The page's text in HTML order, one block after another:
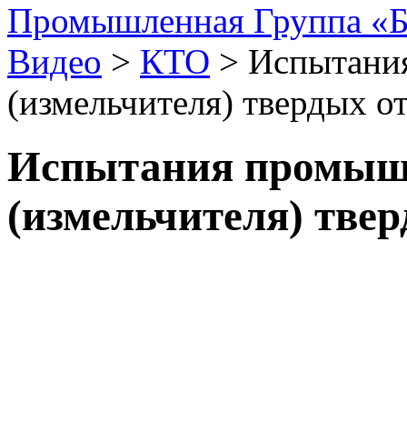
Промышленная Группа
Видео > КТО >
(измельчителя) твердых
Испытания
(измельчителя)